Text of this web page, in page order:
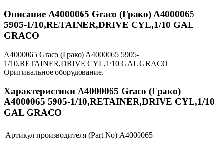
Описание A4000065 Graco (Грако) A4000065
5905-1/10,RETAINER,DRIVE CYL,1/10 GAL
GRACO
A4000065 Graco (Грако) A4000065 5905-
1/10,RETAINER,DRIVE CYL,1/10 GAL GRACO
Оригинальное оборудование.
Характеристики A4000065 Graco (Грако)
A4000065 5905-1/10,RETAINER,DRIVE CYL,1/10
GAL GRACO
Артикул производителя (Part No) A4000065